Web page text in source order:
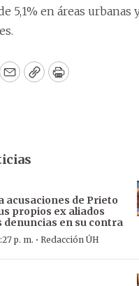
5,1% en áreas urbanas
EmailCopyPrint
acusaciones de Prieto
propios ex aliados
en su contra
p. m. · Redacción ÚH